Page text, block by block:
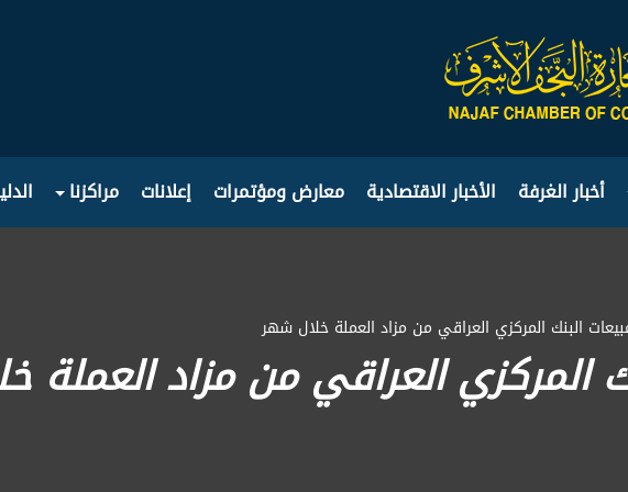
أخبار الغرفة الأخبار الاقتصادية معارض ومؤتمرات إعلانات مراكزنا
البنك المركزي العراقي من مزاد العملة خلال شهر
المركزي العراقي من مزاد